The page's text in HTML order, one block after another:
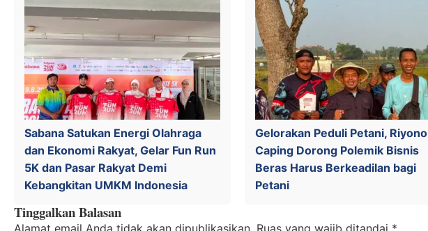
Sabana Satukan Energi Olahraga
dan Ekonomi Rakyat, Gelar Fun Run
5K dan Pasar Rakyat Demi
Kebangkitan UMKM Indonesia
Gelorakan Peduli Petani, Riyono
Caping Dorong Polemik Bisnis
Beras Harus Berkeadilan bagi
Petani
Tinggalkan Balasan
Alamat email Anda tidak akan dipublikasikan. Ruas yang wajib ditandai *